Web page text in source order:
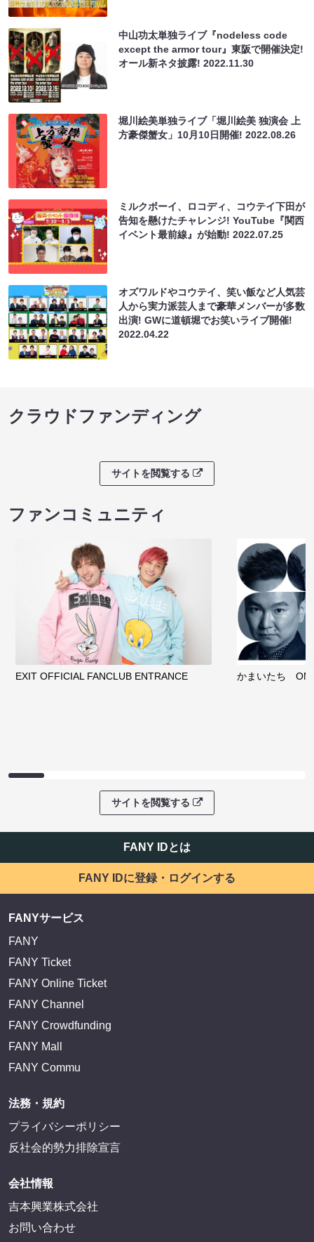
中山功太単独ライブ『nodeless code
except the armor tour』東阪で開催決定!
オール新ネタ披露!2022.11.30
堀川絵美単独ライブ「堀川絵美 独演会 上
方豪傑蟹女」10月10日開催!2022.08.26
ミルクボーイ、ロコディ、コウテイ下田が
告知を懸けたチャレンジ! YouTube『関西
イベント最前線』が始動!2022.07.25
オズワルドやコウテイ、笑い飯など人気芸
人から実力派芸人まで豪華メンバーが多数
出演! GWに道頓堀でお笑いライブ開催!
2022.04.22
クラウドファンディング
サイトを閲覧する
ファンコミュニティ
EXIT OFFICIAL FANCLUB ENTRANCE かまいたち
サイトを閲覧する
FANY IDとは
FANY IDに登録・ログインする
FANYサービス
FANY
FANY Ticket
FANY Online Ticket
FANY Channel
FANY Crowdfunding
FANY Mall
FANY Commu
法務・規約
プライバシーポリシー
反社会的勢力排除宣言
会社情報
吉本興業株式会社
お問い合わせ